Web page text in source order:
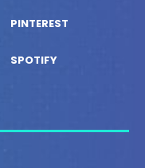
PINTEREST
SPOTIFY